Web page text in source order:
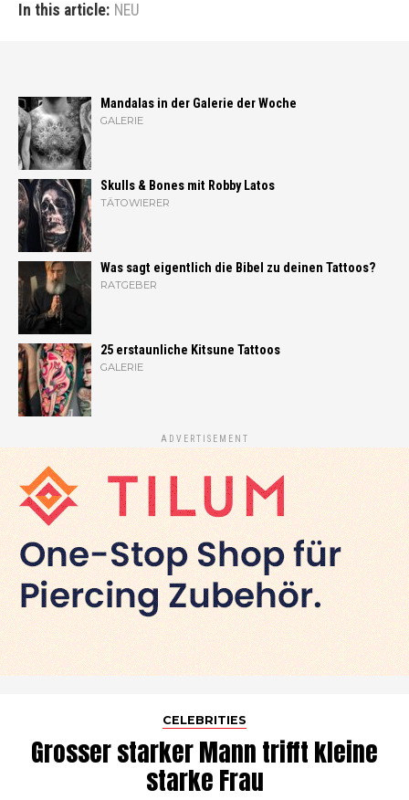
In this article: NEU
Mandalas in der Galerie der Woche
GALERIE
Skulls & Bones mit Robby Latos
TÄTOWIERER
Was sagt eigentlich die Bibel zu deinen Tattoos?
RATGEBER
25 erstaunliche Kitsune Tattoos
GALERIE
ADVERTISEMENT
CELEBRITIES
Grosser starker Mann trifft kleine
starke Frau